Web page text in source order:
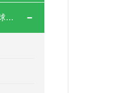
BALLGRID/RENYWELL球栅尺